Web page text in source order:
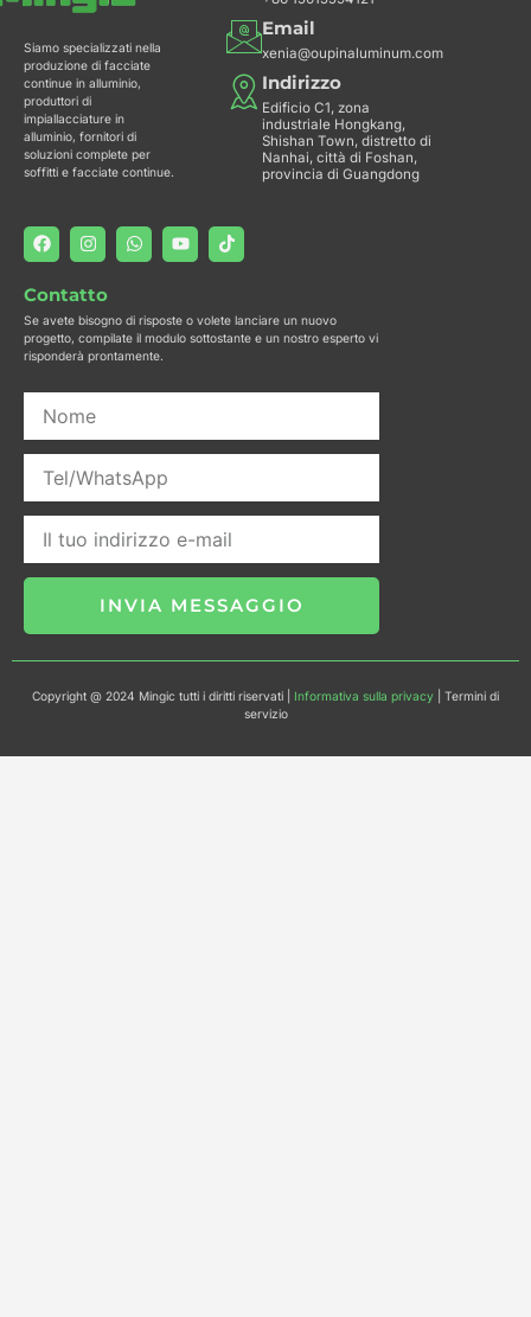
Siamo specializzati nella
produzione di facciate
continue in alluminio,
produttori di
impiallacciature in
alluminio, fornitori di
soluzioni complete per
soffitti e facciate continue.
F
a
c
e
b
o
o
k
I
n
s
t
a
g
r
a
W
h
a
a
p
p
Y
o
u
b
e
T
i
k
k
Email
xenia@oupinaluminum.com
Indirizzo
Edificio C1, zona
industriale Hongkang,
Shishan Town, distretto di
Nanhai, città di Foshan,
provincia di Guangdong
Contatto
Se avete bisogno di risposte o volete lanciare un nuovo
progetto, compilate il modulo sottostante e un nostro esperto vi
risponderà prontamente.
INVIA MESSAGGIO
Copyright @ 2024 Mingic tutti i diritti riservati | Informativa sulla privacy | Termini di
servizio